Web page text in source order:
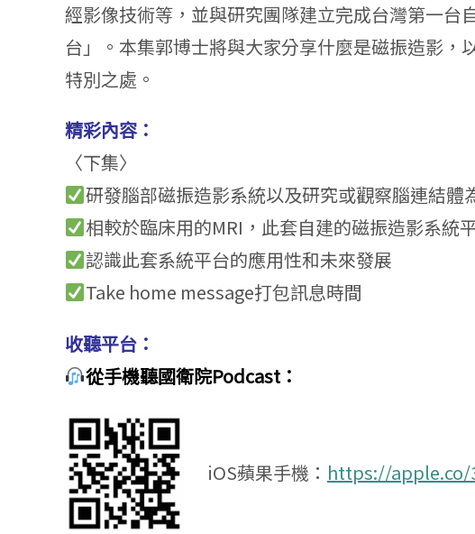
經影像技術等，並與研究團隊建立完成台灣第一
台」。本集郭博士將與大家分享什麼是磁振造影
特別之處。
精彩內容：
〈下集〉
研發腦部磁振造影系統以及研究或觀察腦連結體
相較於臨床用的MRI，此套自建的磁振造影系統
認識此套系統平台的應用性和未來發展
Take home message打包訊息時間
收聽平台：
從手機聽國衛院Podcast：
iOS蘋果手機： https://apple.co/